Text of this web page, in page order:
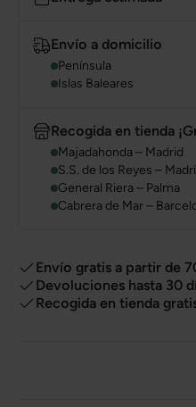
Envío a domicilio
Península
Islas Baleares
Recogida en tienda
Majadahonda – Madrid
S.S. de los Reyes –
General Riera – Palma
Cabrera de Mar –
Envío gratis a partir de
Devoluciones hasta 30
Recogida en tienda